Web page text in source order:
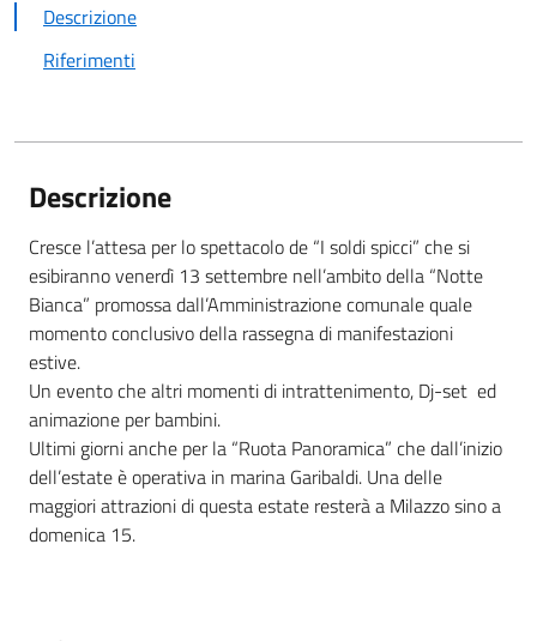
Descrizione
Riferimenti
Descrizione
Cresce l’attesa per lo spettacolo de “I soldi spicci” che si
esibiranno venerdì 13 settembre nell’ambito della “Notte
Bianca” promossa dall’Amministrazione comunale quale
momento conclusivo della rassegna di manifestazioni
estive.
Un evento che altri momenti di intrattenimento, Dj-set ed
animazione per bambini.
Ultimi giorni anche per la “Ruota Panoramica” che dall’inizio
dell’estate è operativa in marina Garibaldi. Una delle
maggiori attrazioni di questa estate resterà a Milazzo sino a
domenica 15.